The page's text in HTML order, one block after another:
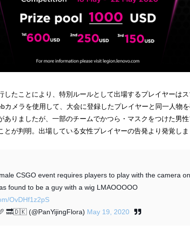
したことにより、特別ルールとして出場するプレイヤーは
カメラを使用して、大会に登録したプレイヤーと同一人物
ありましたが、一部のチームでかつら・マスクをつけた男
とが判明。出場している女性プレイヤーの告発より発覚しま
CSGO event requires players to play with the camera
found to be a guy with a wig LMAOOOOO
OvDHf1z2pS
🔜🇩🇰 (@PanYijingFlora) May 19, 2020